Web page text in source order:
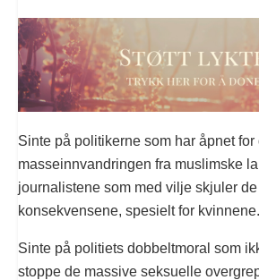
Sinte på politikerne som har åpnet
masseinnvandringen fra muslimske
journalistene som med vilje skjuler
konsekvensene, spesielt for kvinnene.
Sinte på politiets dobbeltmoral som
stoppe de massive seksuelle